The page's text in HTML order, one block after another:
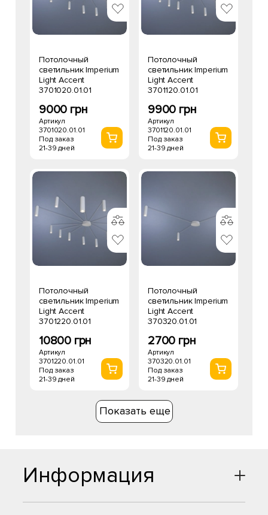
Потолочный
светильник Imperium
Light Accent
3701020.01.01
9000 грн
Артикул
3701020.01.01
Под заказ
21-39 дней
Потолочный
светильник Imperium
Light Accent
3701120.01.01
9900 грн
Артикул
3701120.01.01
Под заказ
21-39 дней
Потолочный
светильник Imperium
Light Accent
3701220.01.01
10800 грн
Артикул
3701220.01.01
Под заказ
21-39 дней
Потолочный
светильник Imperium
Light Accent
370320.01.01
2700 грн
Артикул
370320.01.01
Под заказ
21-39 дней
Показать еще
Информация